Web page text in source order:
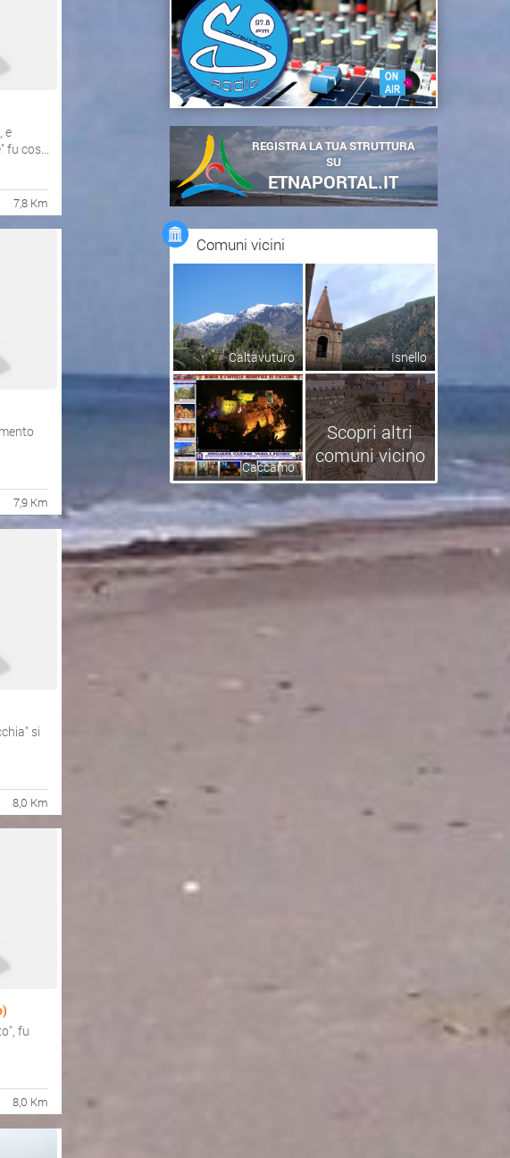
e
fu cos...
7,8 Km
7,9 Km
si
8,0 Km
fu
8,0 Km
REGISTRA LA TUA STRUTTURA
SU
ETNAPORTAL.IT
Comuni vicini
Caltavuturo Isnello
Caccamo
Scopri altri
comuni vicino